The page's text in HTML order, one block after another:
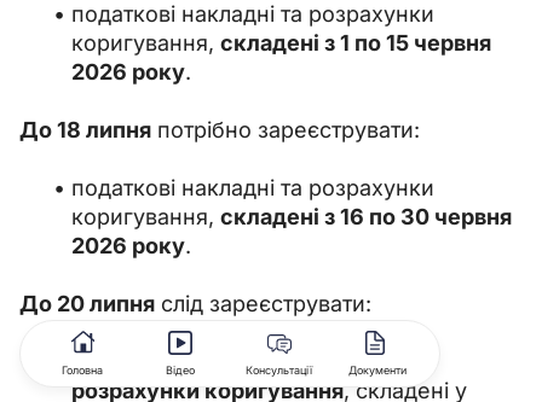
податкові накладні та розрахунки
коригування, складені з 1 по 15 червня
2026 року.
До 18 липня потрібно зареєструвати:
податкові накладні та розрахунки
коригування, складені з 16 по 30 червня
2026 року.
До 20 липня слід зареєструвати:
зведені податкові накладні та
розрахунки коригування, складені у
Головна Відео Консультації Документи